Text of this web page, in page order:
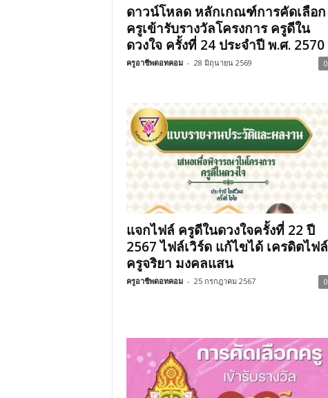
ดาวน์โหลด หลักเกณฑ์การคัดเลือก
ครูเข้ารับรางวัลโครงการ ครูดีใน
ดวงใจ ครั้งที่ 24 ประจำปี พ.ศ. 2570
ครูอาชีพดอทคอม - 28 มิถุนายน 2569 0
แจกไฟล์ ครูดีในดวงใจครั้งที่ 22 ปี
2567 ไฟล์เวิร์ด แก้ไขได้ เครดิตไฟล์
ครูจริยา มงคลแสน
ครูอาชีพดอทคอม - 25 กรกฎาคม 2567 0